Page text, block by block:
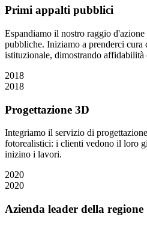
Primi appalti pubblici
Espandiamo il nostro raggio
pubbliche. Iniziamo a prenderci cura
istituzionale, dimostrando affidabilità
2018
2018
Progettazione 3D
Integriamo il servizio di
fotorealistici: i clienti vedono il loro
inizino i lavori.
2020
2020
Azienda leader della regione